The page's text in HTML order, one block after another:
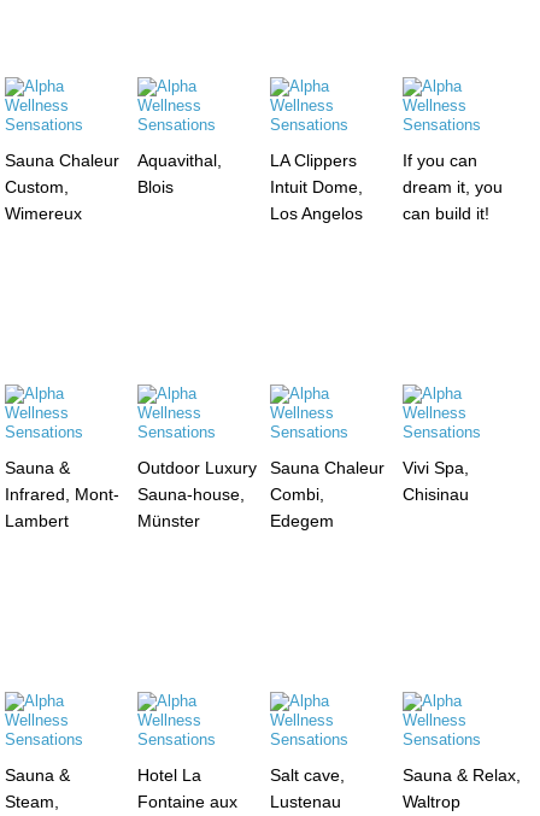
Sauna Chaleur
Custom,
Wimereux
Aquavithal,
Blois
LA Clippers
Intuit Dome,
Los Angelos
If you can
dream it, you
can build it!
Sauna &
Infrared, Mont-
Lambert
Outdoor Luxury
Sauna-house,
Münster
Sauna Chaleur
Combi,
Edegem
Vivi Spa,
Chisinau
Sauna &
Steam,
Hotel La
Fontaine aux
Salt cave,
Lustenau
Sauna & Relax,
Waltrop